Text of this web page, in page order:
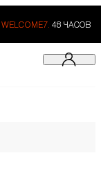
WELCOME7. 48 ЧАСОВ